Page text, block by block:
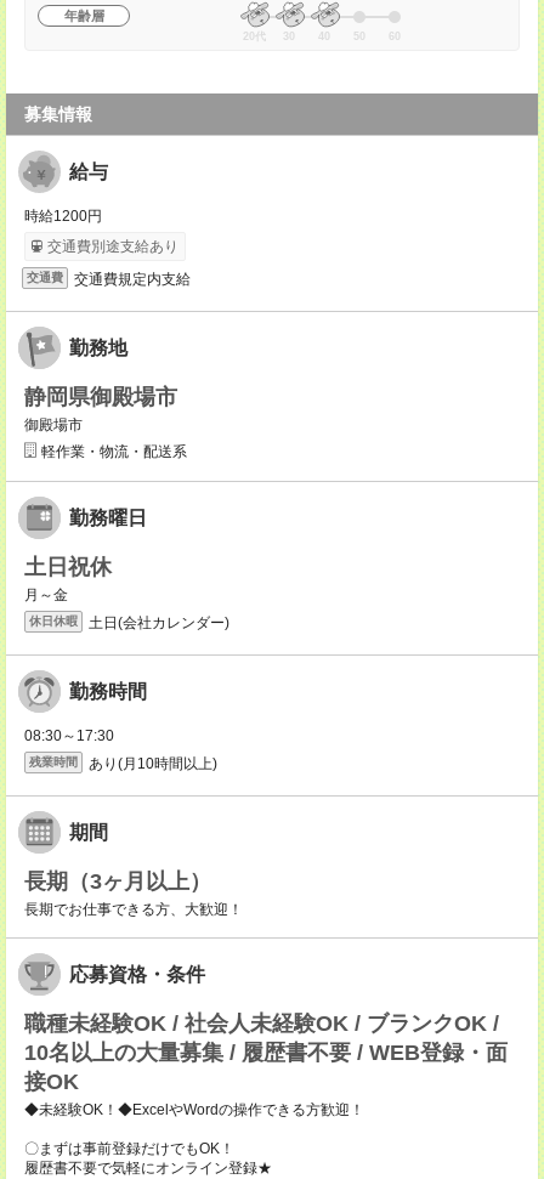
年齢層
20代 30 40 50 60
募集情報
給与
時給1200円
交通費別途支給あり
交通費 交通費規定内支給
勤務地
静岡県御殿場市
御殿場市
軽作業・物流・配送系
勤務曜日
土日祝休
月～金
休日休暇 土日(会社カレンダー)
勤務時間
08:30～17:30
残業時間 あり(月10時間以上)
期間
長期（3ヶ月以上）
長期でお仕事できる方、大歓迎！
応募資格・条件
職種未経験OK / 社会人未経験OK / ブランクOK /
10名以上の大量募集 / 履歴書不要 / WEB登録・面
接OK
◆未経験OK！◆ExcelやWordの操作できる方歓迎！
〇まずは事前登録だけでもOK！
履歴書不要で気軽にオンライン登録★